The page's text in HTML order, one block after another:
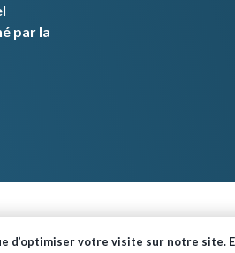
par la
d’optimiser votre visite sur notre